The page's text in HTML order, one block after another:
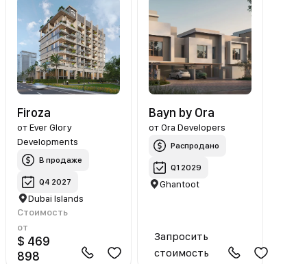
Firoza
отEver Glory
Developments
В продаже
Q4 2027
Dubai Islands
Стоимость
от
$ 469
898
Bayn by Ora
отOra Developers
Распродано
Q1 2029
Ghantoot
Запросить
стоимость